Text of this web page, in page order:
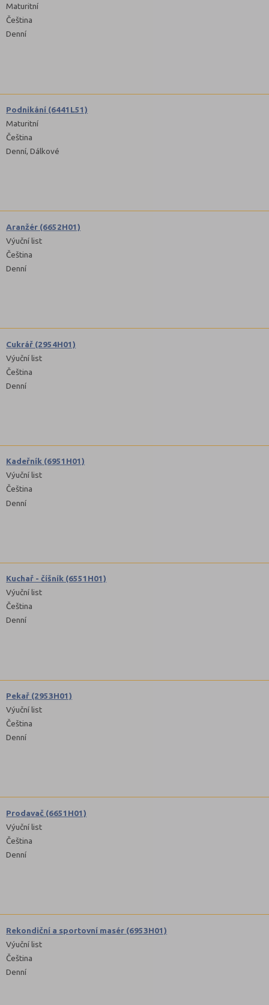
Maturitní
Čeština
Denní
Podnikání (6441L51)
Maturitní
Čeština
Denní, Dálkové
Aranžér (6652H01)
Výuční list
Čeština
Denní
Cukrář (2954H01)
Výuční list
Čeština
Denní
Kadeřník (6951H01)
Výuční list
Čeština
Denní
Kuchař - číšník (6551H01)
Výuční list
Čeština
Denní
Pekař (2953H01)
Výuční list
Čeština
Denní
Prodavač (6651H01)
Výuční list
Čeština
Denní
Rekondiční a sportovní masér (6953H01)
Výuční list
Čeština
Denní